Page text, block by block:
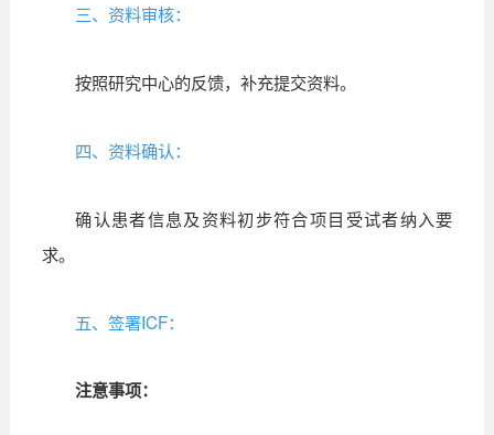
三、资料审核：
按照研究中心的反馈，补充提交资料。
四、资料确认：
确认患者信息及资料初步符合项目受试者纳入要
求。
五、签署ICF：
注意事项：